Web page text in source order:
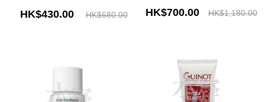
HK$430.00 HK$680.00 HK$700.00 HK$1,180.00